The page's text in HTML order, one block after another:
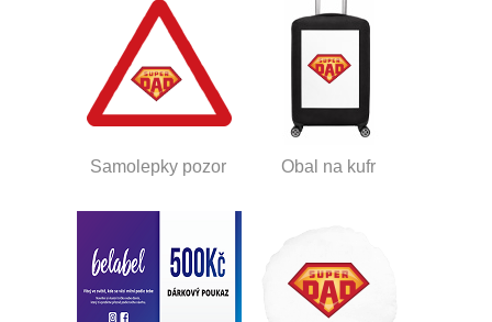
Samolepky pozor Obal na kufr